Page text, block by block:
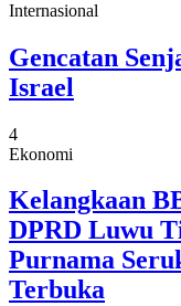
Internasional
Gencatan
Israel
4
Ekonomi
Kelangkaan
DPRD Luwu
Purnama
Terbuka